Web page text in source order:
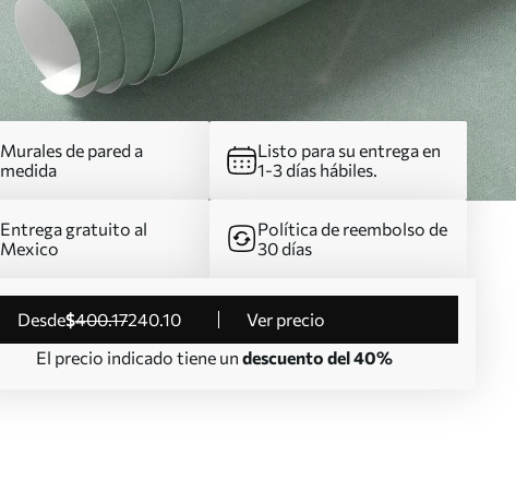
Murales de pared a
medida
Listo para su entrega en
1-3 días hábiles.
Entrega gratuito al
Mexico
Política de reembolso de
30 días
desde$400.17240.10
Ver precio
El precio indicado tiene un descuento del 40%